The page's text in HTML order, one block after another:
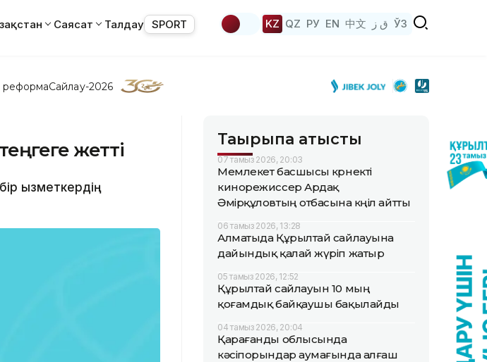
Саясат Талдау SPORT KZ QZ РУ EN 中文 ق ز ЎЗ
реформаСайлау-2026
жетті
қызметкердің
Тақырыпқа қатысты
07 тамыз 2026, 20:03
Мемлекет басшысы көрнекті
кинорежиссер Ардақ
Әмірқұловтың отбасына көңіл айтты
06 тамыз 2026, 13:28
Алматыда Құрылтай сайлауына
дайындық қалай жүріп жатыр
05 тамыз 2026, 12:52
Құрылтай сайлауын 10 мың
қоғамдық байқаушы бақылайды
04 тамыз 2026, 20:04
Қарағанды облысында
кәсіпорындар аумағында алғаш